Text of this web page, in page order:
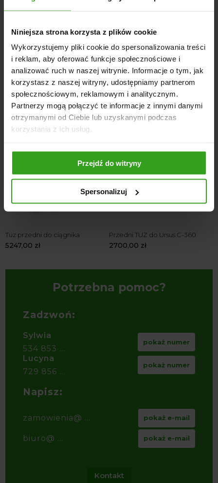
Niniejsza strona korzysta z plików cookie
Wykorzystujemy pliki cookie do spersonalizowania treści
i reklam, aby oferować funkcje społecznościowe i
analizować ruch w naszej witrynie. Informacje o tym, jak
korzystasz z naszej witryny, udostępniamy partnerom
społecznościowym, reklamowym i analitycznym.
Partnerzy mogą połączyć te informacje z innymi danymi
otrzymanymi od Ciebie lub uzyskanymi podczas
korzystania z ich usług.
Przejdź do witryny
Spersonalizuj
Stała wytrzymałość na obciążenie 400 kg
Szybki montaż
Węże do podłączenia w zestawie
NASI KLIENCI WYBIERALI RÓWNIEŻ
Tuz przedni do ciągnika
5247,00 zł
Przedni TUZ do Ursus C-360
2700,00 zł
Potrzebna pomoc?
Zadzwoń:
Sylwia
534 853 ...
pokaż numer
Lucyna
729 856 ...
pokaż numer
Napisz:
zamowienia@ ... pokaż e-mail
biuro@ ... pokaż e-mail
Kontakt